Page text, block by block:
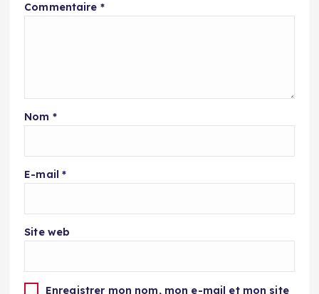
Commentaire *
Nom *
E-mail*
Site web
Enregistrer mon nom, mon e-mail et mon site